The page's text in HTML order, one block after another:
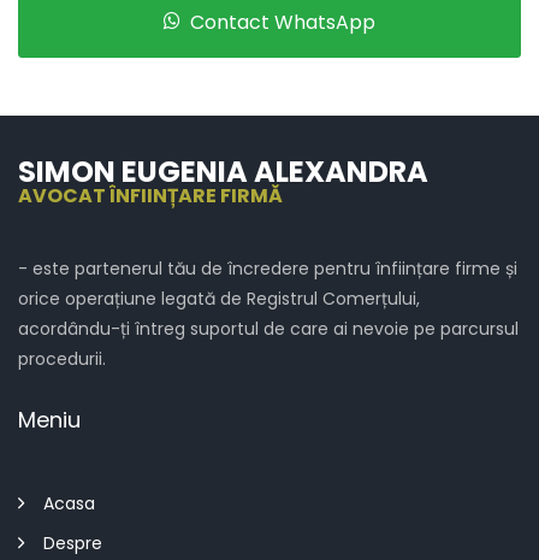
Contact WhatsApp
SIMON EUGENIA ALEXANDRA
AVOCAT ÎNFIINȚARE FIRMĂ
- este partenerul tău de încredere pentru înființare firme și
orice operațiune legată de Registrul Comerțului,
acordându-ți întreg suportul de care ai nevoie pe parcursul
procedurii.
Meniu
Acasa
Despre